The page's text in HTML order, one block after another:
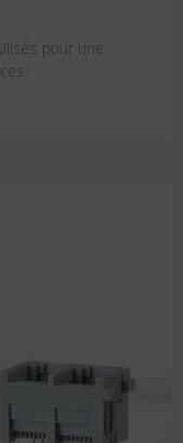
pour une